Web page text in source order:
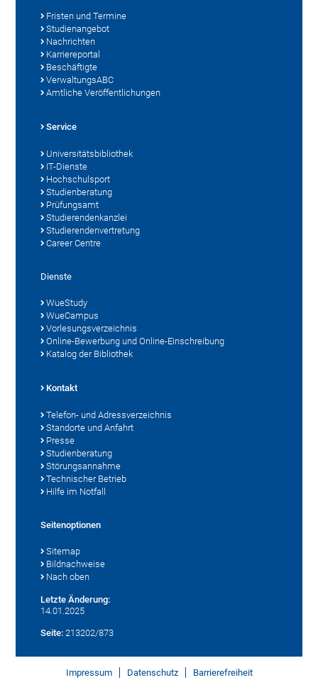
Fristen und Termine
Studienangebot
Nachrichten
Karriereportal
Beschäftigte
VerwaltungsABC
Amtliche Veröffentlichungen
Service
Universitätsbibliothek
IT-Dienste
Hochschulsport
Studienberatung
Prüfungsamt
Studierendenkanzlei
Studierendenvertretung
Career Centre
Dienste
WueStudy
WueCampus
Vorlesungsverzeichnis
Online-Bewerbung und Online-Einschreibung
Katalog der Bibliothek
Kontakt
Telefon- und Adressverzeichnis
Standorte und Anfahrt
Presse
Studienberatung
Störungsannahme
Technischer Betrieb
Hilfe im Notfall
Seitenoptionen
Sitemap
Bildnachweise
Nach oben
Letzte Änderung:
14.01.2025
Seite: 213202/873
Impressum Datenschutz Barrierefreiheit